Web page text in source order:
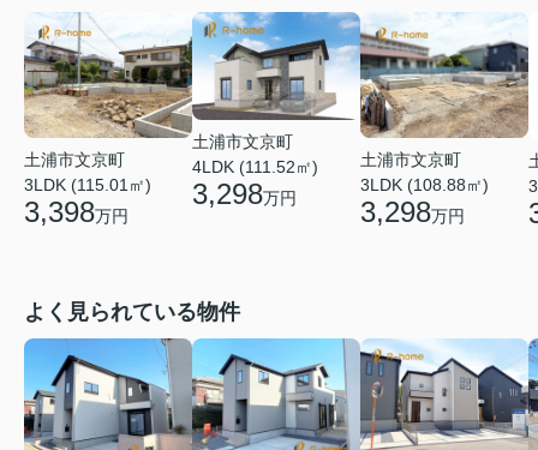
土浦市文京町
3LDK (115.01㎡)
3,398万円
土浦市文京町
4LDK (111.52㎡)
3,298万円
土浦市文京町
3LDK (108.88㎡)
3,298万円
よく見られている物件